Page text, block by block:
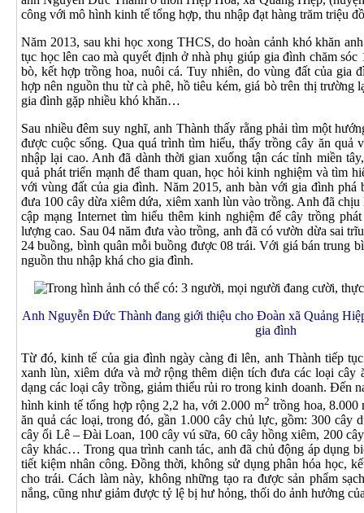
công với mô hình kinh tế tổng hợp, thu nhập đạt hàng trăm triệu
Năm 2013, sau khi học xong THCS, do hoàn cảnh khó khăn
tục học lên cao mà quyết định ở nhà phụ giúp gia đình chăm sóc
bò, kết hợp trồng hoa, nuôi cá. Tuy nhiên, do vùng đất của gia
hợp nên nguồn thu từ cà phê, hồ tiêu kém, giá bò trên thị trường
gia đình gặp nhiều khó khăn…
Sau nhiều đêm suy nghĩ, anh Thành thấy rằng phải tìm một
được cuộc sống. Qua quá trình tìm hiểu, thấy trồng cây ăn quả
nhập lại cao. Anh đã dành thời gian xuống tận các tỉnh miền
quả phát triển mạnh để tham quan, học hỏi kinh nghiệm và tìm
với vùng đất của gia đình. Năm 2015, anh bàn với gia đình phá
đưa 100 cây dừa xiêm dứa, xiêm xanh lùn vào trồng. Anh đã
cập mạng Internet tìm hiểu thêm kinh nghiệm để cây trồng
lượng cao. Sau 04 năm đưa vào trồng, anh đã có vườn dừa sai
24 buồng, bình quân mỗi buồng được 08 trái. Với giá bán trung
nguồn thu nhập khá cho gia đình.
Anh Nguyễn Đức Thành đang giới thiệu cho Đoàn xã Quảng
gia đình
Từ đó, kinh tế của gia đình ngày càng đi lên, anh Thành tiếp
xanh lùn, xiêm dứa và mở rộng thêm diện tích đưa các loại cây
dạng các loại cây trồng, giảm thiểu rủi ro trong kinh doanh. Đến
hình kinh tế tổng hợp rộng 2,2 ha, với 2.000 m2 trồng hoa, 8.000
ăn quả các loại, trong đó, gần 1.000 cây chủ lực, gồm: 300 cây
cây ổi Lê – Đài Loan, 100 cây vú sữa, 60 cây hồng xiêm, 200
cây khác… Trong qua trình canh tác, anh đã chủ động áp dụng
tiết kiệm nhân công. Đồng thời, không sử dụng phân hóa học,
cho trái. Cách làm này, không những tạo ra được sản phẩm
nắng, cũng như giảm được tỷ lệ bị hư hỏng, thối do ảnh hưởng